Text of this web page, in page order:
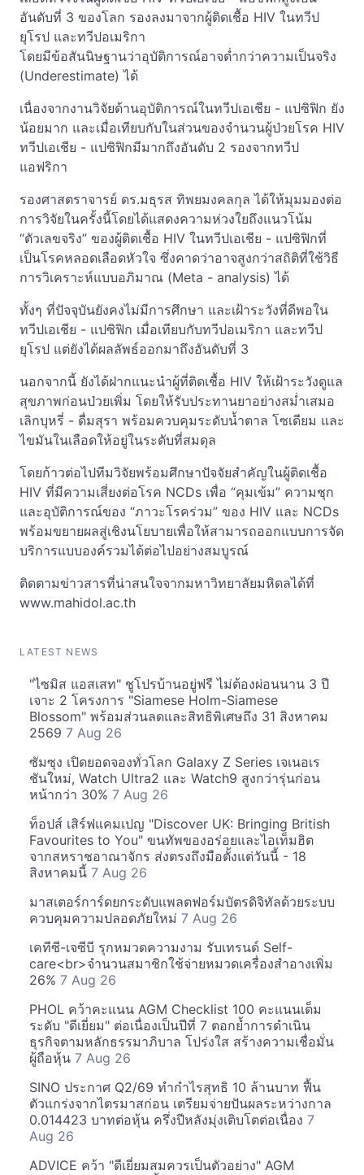
อันดับที่ 3 ของโลก รองลงมาจากผู้ติดเชื้อ HIV ในทวีป
ยุโรป และทวีปอเมริกา
โดยมีข้อสันนิษฐานว่าอุบัติการณ์อาจต่ำกว่าความเป็นจริง
(Underestimate) ได้
เนื่องจากงานวิจัยด้านอุบัติการณ์ในทวีปเอเชีย - แปซิฟิก ยัง
น้อยมาก และเมื่อเทียบกับในส่วนของจำนวนผู้ป่วยโรค HIV
ทวีปเอเชีย - แปซิฟิกมีมากถึงอันดับ 2 รองจากทวีป
แอฟริกา
รองศาสตราจารย์ ดร.มธุรส ทิพยมงคลกุล ได้ให้มุมมองต่อ
การวิจัยในครั้งนี้โดยได้แสดงความห่วงใยถึงแนวโน้ม
“ตัวเลขจริง” ของผู้ติดเชื้อ HIV ในทวีปเอเชีย - แปซิฟิกที่
เป็นโรคหลอดเลือดหัวใจ ซึ่งคาดว่าอาจสูงกว่าสถิติที่ใช้วิธี
การวิเคราะห์แบบอภิมาณ (Meta - analysis) ได้
ทั้งๆ ที่ปัจจุบันยังคงไม่มีการศึกษา และเฝ้าระวังที่ดีพอใน
ทวีปเอเชีย - แปซิฟิก เมื่อเทียบกับทวีปอเมริกา และทวีป
ยุโรป แต่ยังได้ผลลัพธ์ออกมาถึงอันดับที่ 3
นอกจากนี้ ยังได้ฝากแนะนำผู้ที่ติดเชื้อ HIV ให้เฝ้าระวังดูแล
สุขภาพก่อนป่วยเพิ่ม โดยให้รับประทานยาอย่างสม่ำเสมอ
เลิกบุหรี่ - ดื่มสุรา พร้อมควบคุมระดับน้ำตาล โซเดียม และ
ไขมันในเลือดให้อยู่ในระดับที่สมดุล
โดยก้าวต่อไปทีมวิจัยพร้อมศึกษาปัจจัยสำคัญในผู้ติดเชื้อ
HIV ที่มีความเสี่ยงต่อโรค NCDs เพื่อ “คุมเข้ม” ความชุก
และอุบัติการณ์ของ “ภาวะโรคร่วม” ของ HIV และ NCDs
พร้อมขยายผลสู่เชิงนโยบายเพื่อให้สามารถออกแบบการจัด
บริการแบบองค์รวมได้ต่อไปอย่างสมบูรณ์
ติดตามข่าวสารที่น่าสนใจจากมหาวิทยาลัยมหิดลได้ที่
www.mahidol.ac.th
LATEST NEWS
"ไซมิส แอสเสท" ชูโปรบ้านอยู่ฟรี ไม่ต้องผ่อนนาน 3 ปี
เจาะ 2 โครงการ "Siamese Holm-Siamese
Blossom" พร้อมส่วนลดและสิทธิพิเศษถึง 31 สิงหาคม
2569 7 Aug 26
ซัมซุง เปิดยอดจองทั่วโลก Galaxy Z Series เจเนอเร
ชันใหม่, Watch Ultra2 และ Watch9 สูงกว่ารุ่นก่อน
หน้ากว่า 30% 7 Aug 26
ท็อปส์ เสิร์ฟแคมเปญ "Discover UK: Bringing British
Favourites to You" ขนทัพของอร่อยและไอเท็มฮิต
จากสหราชอาณาจักร ส่งตรงถึงมือตั้งแต่วันนี้ - 18
สิงหาคมนี้ 7 Aug 26
มาสเตอร์การ์ดยกระดับแพลตฟอร์มบัตรดิจิทัลด้วยระบบ
ควบคุมความปลอดภัยใหม่ 7 Aug 26
เคทีซี-เจซีบี รุกหมวดความงาม รับเทรนด์ Self-
care<br>จำนวนสมาชิกใช้จ่ายหมวดเครื่องสำอางเพิ่ม
26% 7 Aug 26
PHOL คว้าคะแนน AGM Checklist 100 คะแนนเต็ม
ระดับ "ดีเยี่ยม" ต่อเนื่องเป็นปีที่ 7 ตอกย้ำการดำเนิน
ธุรกิจตามหลักธรรมาภิบาล โปร่งใส สร้างความเชื่อมั่น
ผู้ถือหุ้น 7 Aug 26
SINO ประกาศ Q2/69 ทำกำไรสุทธิ 10 ล้านบาท ฟื้น
ตัวแกร่งจากไตรมาสก่อน เตรียมจ่ายปันผลระหว่างกาล
0.014423 บาทต่อหุ้น ครึ่งปีหลังมุ่งเติบโตต่อเนื่อง 7
Aug 26
ADVICE คว้า "ดีเยี่ยมสมควรเป็นตัวอย่าง" AGM